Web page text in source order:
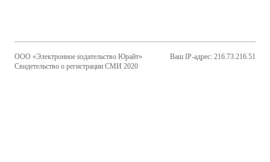
ООО «Электронное издательство Юрайт»
Свидетельство о регистрации СМИ 2020
Ваш IP-адрес: 216.73.216.51